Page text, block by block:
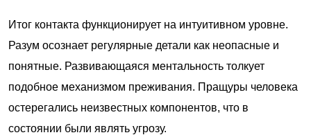
Итог контакта функционирует на интуитивном уровне.
Разум осознает регулярные детали как неопасные и
понятные. Развивающаяся ментальность толкует
подобное механизмом преживания. Пращуры человека
остерегались неизвестных компонентов, что в
состоянии были являть угрозу.